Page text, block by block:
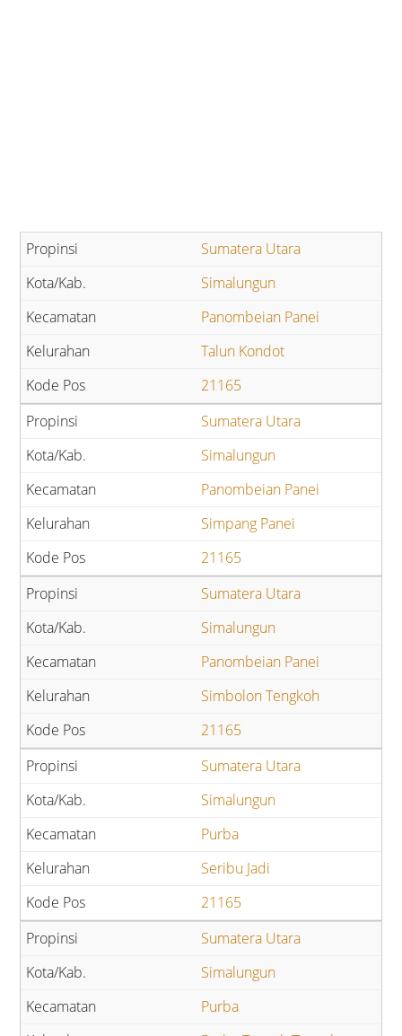
Sumatera Utara
Simalungun
Panombeian Panei
Talun Kondot
21165
Sumatera Utara
Simalungun
Panombeian Panei
Simpang Panei
21165
Sumatera Utara
Simalungun
Panombeian Panei
Simbolon Tengkoh
21165
Sumatera Utara
Simalungun
Purba
Seribu Jadi
21165
Sumatera Utara
Simalungun
Purba